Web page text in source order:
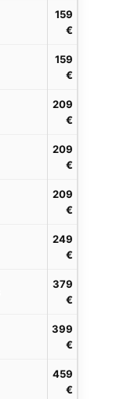
159
€
159
€
209
€
209
€
209
€
249
€
379
€
399
€
459
€